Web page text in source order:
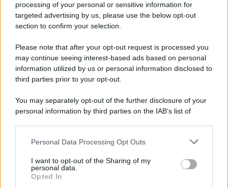
processing of your personal or sensitive information for
targeted advertising by us, please use the below opt-out
section to confirm your selection.
Please note that after your opt-out request is processed you
may continue seeing interest-based ads based on personal
information utilized by us or personal information disclosed to
third parties prior to your opt-out.
You may separately opt-out of the further disclosure of your
personal information by third parties on the IAB’s list of
This information may also be disclosed by us to third parties
disclose it to other third parties.
Please note that this website/app uses one or more Google
Personal Data Processing Opt Outs
I want to opt-out of the Sharing of my
personal data.
Opted In
Gameland
Hig Tech Mag
Lgbtqia News
Motors Magazine 365
Cineverse Magazine
SecondHomeMagazine
Francia